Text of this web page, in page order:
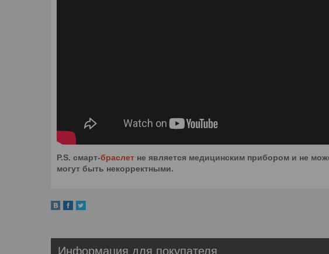
P.S. смарт-браслет не является медицинским прибором и не
могут быть некорректными.
Информация для покупателя